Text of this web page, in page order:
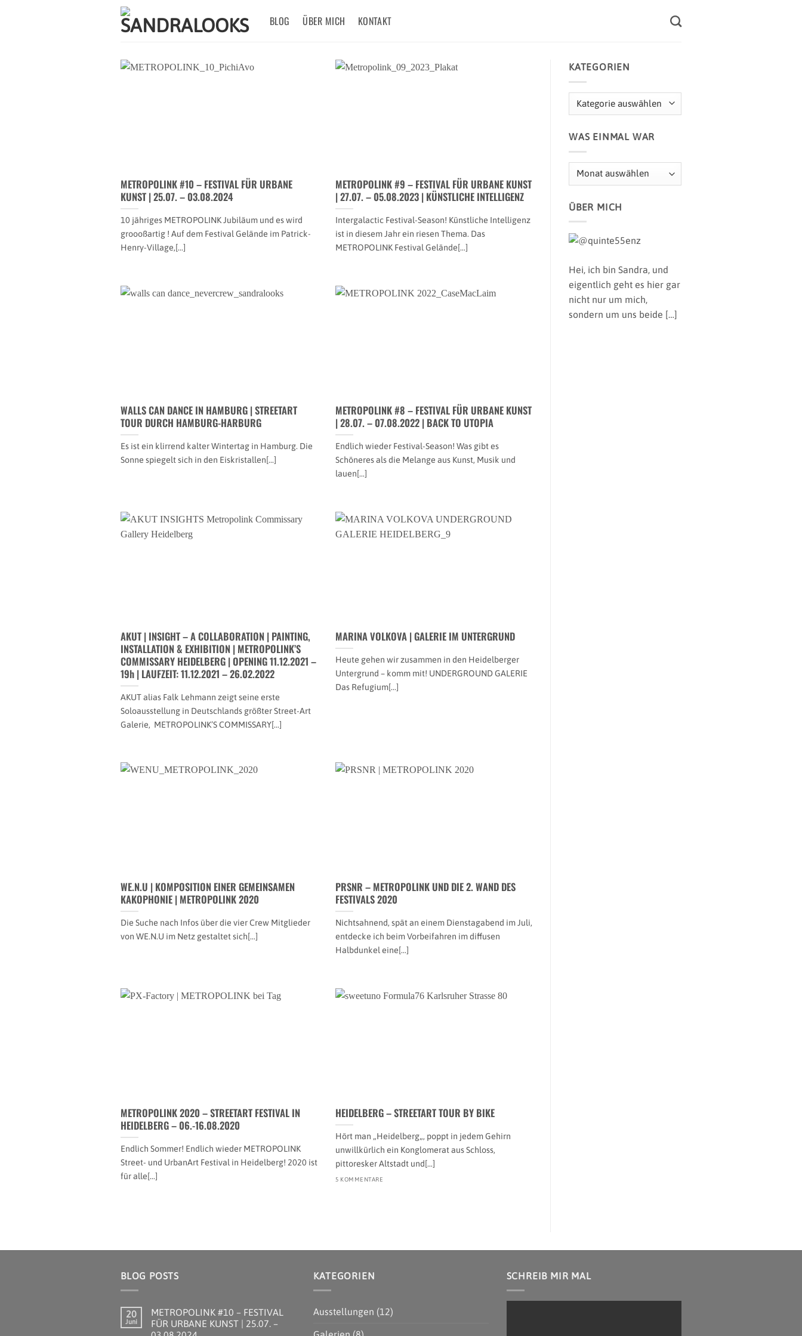
BLOG ÜBER MICH KONTAKT
METROPOLINK #10 – FESTIVAL FÜR URBANE
KUNST | 25.07. – 03.08.2024
10 jähriges METROPOLINK Jubiläum und es wird
groooßartig ! Auf dem Festival Gelände im Patrick-
Henry-Village,[...]
METROPOLINK #9 – FESTIVAL FÜR URBANE KUNST
| 27.07. – 05.08.2023 | KÜNSTLICHE INTELLIGENZ
Intergalactic Festival-Season! Künstliche Intelligenz
ist in diesem Jahr ein riesen Thema. Das
METROPOLINK Festival Gelände[...]
WALLS CAN DANCE IN HAMBURG | STREETART
TOUR DURCH HAMBURG-HARBURG
Es ist ein klirrend kalter Wintertag in Hamburg. Die
Sonne spiegelt sich in den Eiskristallen[...]
METROPOLINK #8 – FESTIVAL FÜR URBANE KUNST
| 28.07. – 07.08.2022 | BACK TO UTOPIA
Endlich wieder Festival-Season! Was gibt es
Schöneres als die Melange aus Kunst, Musik und
lauen[...]
AKUT | INSIGHT – A COLLABORATION | PAINTING,
INSTALLATION & EXHIBITION | METROPOLINK’S
COMMISSARY HEIDELBERG | OPENING 11.12.2021 –
19h | LAUFZEIT: 11.12.2021 – 26.02.2022
AKUT alias Falk Lehmann zeigt seine erste
Soloausstellung in Deutschlands größter Street-Art
Galerie, METROPOLINK’S COMMISSARY[...]
MARINA VOLKOVA | GALERIE IM UNTERGRUND
Heute gehen wir zusammen in den Heidelberger
Untergrund – komm mit! UNDERGROUND GALERIE
Das Refugium[...]
WE.N.U | KOMPOSITION EINER GEMEINSAMEN
KAKOPHONIE | METROPOLINK 2020
Die Suche nach Infos über die vier Crew Mitglieder
von WE.N.U im Netz gestaltet sich[...]
PRSNR – METROPOLINK UND DIE 2. WAND DES
FESTIVALS 2020
Nichtsahnend, spät an einem Dienstagabend im Juli,
entdecke ich beim Vorbeifahren im diffusen
Halbdunkel eine[...]
METROPOLINK 2020 – STREETART FESTIVAL IN
HEIDELBERG – 06.-16.08.2020
Endlich Sommer! Endlich wieder METROPOLINK
Street- und UrbanArt Festival in Heidelberg! 2020 ist
für alle[...]
HEIDELBERG – STREETART TOUR BY BIKE
Hört man „Heidelberg„, poppt in jedem Gehirn
unwillkürlich ein Konglomerat aus Schloss,
pittoresker Altstadt und[...]
5 KOMMENTARE
KATEGORIEN
Kategorien
WAS EINMAL WAR
Was
ÜBER MICH
Hei, ich bin Sandra, und
eigentlich geht es hier gar
nicht nur um mich,
sondern um uns beide […]
BLOG POSTS
20
Juni
METROPOLINK #10 – FESTIVAL
FÜR URBANE KUNST | 25.07. –
KATEGORIEN
Ausstellungen (12)
SCHREIB MIR MAL